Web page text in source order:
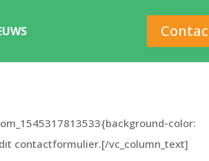
color:
contactformulier.[/vc_column_text]